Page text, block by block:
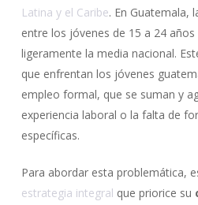
Latina y el Caribe. En Guatemala,
entre los jóvenes de 15 a 24
ligeramente la media nacional.
que enfrentan los jóvenes
empleo formal, que se suman y
experiencia laboral o la falta de
específicas.
Para abordar esta problemática,
estrategia integral que priorice su